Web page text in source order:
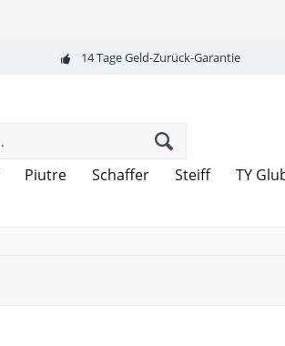
14 Tage Geld-Zurück-Garantie
Piutre Schaffer Steiff TY